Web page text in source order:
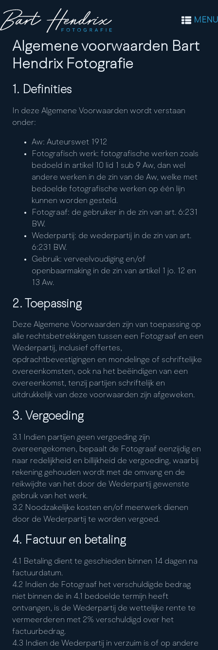
MENU
Algemene voorwaarden Bart
Hendrix Fotografie
1. Definities
In deze Algemene Voorwaarden wordt verstaan
onder:
Aw: Auteurswet 1912
Fotografisch werk: fotografische werken zoals
bedoeld in artikel 10 lid 1 sub 9 Aw, dan wel
andere werken in de zin van de Aw, welke met
bedoelde fotografische werken op één lijn
kunnen worden gesteld.
Fotograaf: de gebruiker in de zin van art. 6:231
BW.
Wederpartij: de wederpartij in de zin van art.
6:231 BW.
Gebruik: verveelvoudiging en/of
openbaarmaking in de zin van artikel 1 jo. 12 en
13 Aw.
2. Toepassing
Deze Algemene Voorwaarden zijn van toepassing op
alle rechtsbetrekkingen tussen een Fotograaf en een
Wederpartij, inclusief offertes,
opdrachtbevestigingen en mondelinge of schriftelijke
overeenkomsten, ook na het beëindigen van een
overeenkomst, tenzij partijen schriftelijk en
uitdrukkelijk van deze voorwaarden zijn afgeweken.
3. Vergoeding
3.1 Indien partijen geen vergoeding zijn
overeengekomen, bepaalt de Fotograaf eenzijdig en
naar redelijkheid en billijkheid de vergoeding, waarbij
rekening gehouden wordt met de omvang en de
reikwijdte van het door de Wederpartij gewenste
gebruik van het werk.
3.2 Noodzakelijke kosten en/of meerwerk dienen
door de Wederpartij te worden vergoed.
4. Factuur en betaling
4.1 Betaling dient te geschieden binnen 14 dagen na
factuurdatum.
4.2 Indien de Fotograaf het verschuldigde bedrag
niet binnen de in 4.1 bedoelde termijn heeft
ontvangen, is de Wederpartij de wettelijke rente te
vermeerderen met 2% verschuldigd over het
factuurbedrag.
4.3 Indien de Wederpartij in verzuim is of op andere